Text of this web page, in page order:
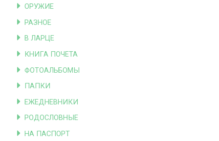
ОРУЖИЕ
РАЗНОЕ
В ЛАРЦЕ
КНИГА ПОЧЕТА
ФОТОАЛЬБОМЫ
ПАПКИ
ЕЖЕДНЕВНИКИ
РОДОСЛОВНЫЕ
НА ПАСПОРТ